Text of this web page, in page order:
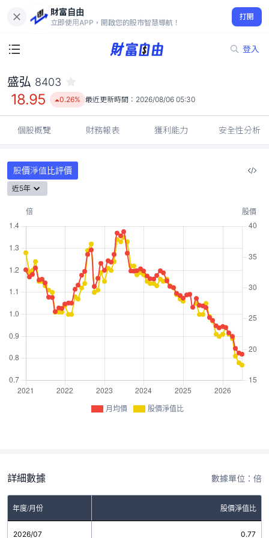
財富自由
立即使用APP，開啟您的股市智慧導航！
打開
登入
18.95
0.26%
盛弘 8403
18.95 0.26% 最近更新時間： 2026/08/06 05:30
個股概覽 財務報表 獲利能力 安全性分析
股價淨值比評價
近5年
月均價 股價淨值比
詳細數據 數據單位：倍
年度/月份 股價淨值比
2026/07 0.77